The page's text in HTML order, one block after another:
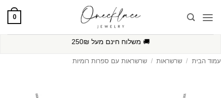
0
🚚 משלוח חינם מעל 250₪
עמוד הבית / שרשראות / שרשראות עם ספרות רומיות